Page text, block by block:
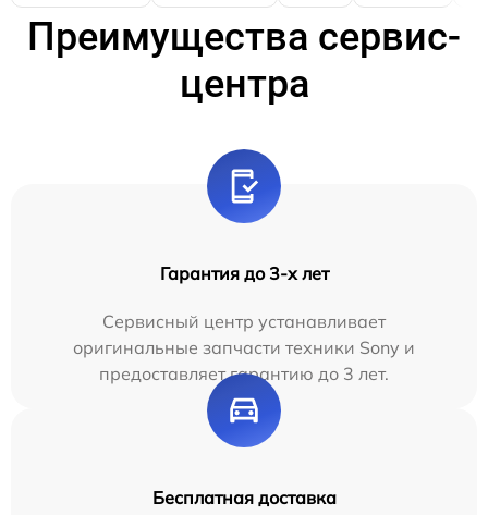
Преимущества сервис-
центра
Гарантия до 3-х лет
Сервисный центр устанавливает
оригинальные запчасти техники Sony и
предоставляет гарантию до 3 лет.
Бесплатная доставка